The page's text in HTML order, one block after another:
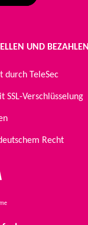
UND BEZAHLEN
durch TeleSec
SSL-Verschlüsselung
Recht